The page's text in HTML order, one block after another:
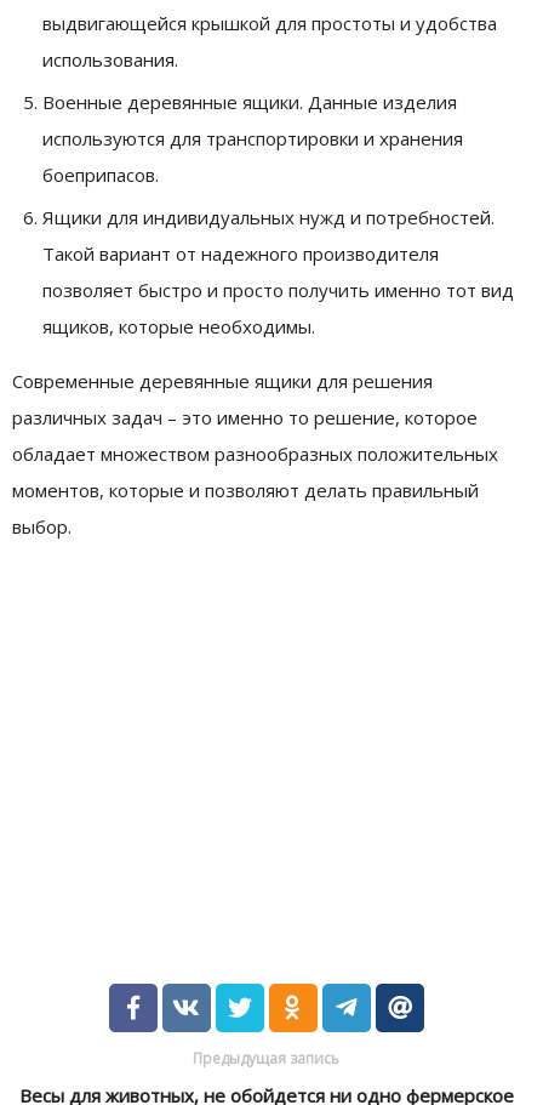
выдвигающейся крышкой для простоты и удобства
использования.
Военные деревянные ящики. Данные изделия
используются для транспортировки и хранения
боеприпасов.
Ящики для индивидуальных нужд и потребностей.
Такой вариант от надежного производителя
позволяет быстро и просто получить именно тот вид
ящиков, которые необходимы.
Современные деревянные ящики для решения
различных задач – это именно то решение, которое
обладает множеством разнообразных положительных
моментов, которые и позволяют делать правильный
выбор.
Предыдущая запись
Весы для животных, не обойдется ни одно фермерское